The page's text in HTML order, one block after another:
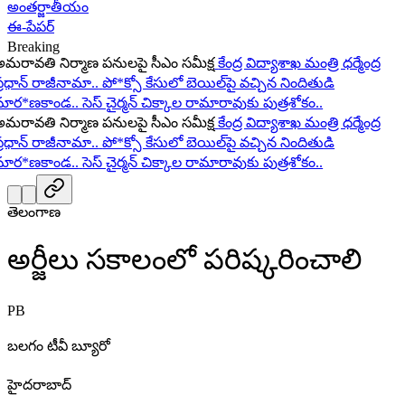
అంతర్జాతీయం
ఈ-పేపర్
Breaking
నిర్మాణ పనులపై సీఎం సమీక్ష కేంద్ర విద్యాశాఖ మంత్రి ధర్మేంద్ర
రాజీనామా.. పో*క్సో కేసులో బెయిల్‌పై వచ్చిన నిందితుడి
సెస్ చైర్మన్ చిక్కాల రామారావుకు పుత్రశోకం..
నిర్మాణ పనులపై సీఎం సమీక్ష కేంద్ర విద్యాశాఖ మంత్రి ధర్మేంద్ర
రాజీనామా.. పో*క్సో కేసులో బెయిల్‌పై వచ్చిన నిందితుడి
సెస్ చైర్మన్ చిక్కాల రామారావుకు పుత్రశోకం..
తెలంగాణ
అర్జీలు సకాలంలో పరిష్కరించాలి
PB
బలగం టీవీ బ్యూరో
హైదరాబాద్